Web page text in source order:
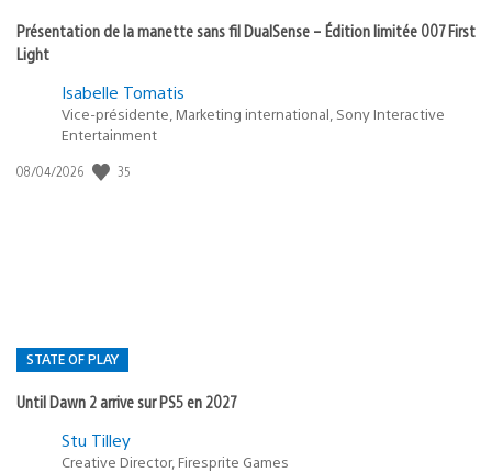
Présentation de la manette sans fil DualSense – Édition limitée 007 First
Light
Isabelle Tomatis
Vice-présidente, Marketing international, Sony Interactive
Entertainment
Date
08/04/2026 35
STATE OF PLAY
Until Dawn 2 arrive sur PS5 en 2027
PostéeStu Tilley
Creative Director, Firesprite Games